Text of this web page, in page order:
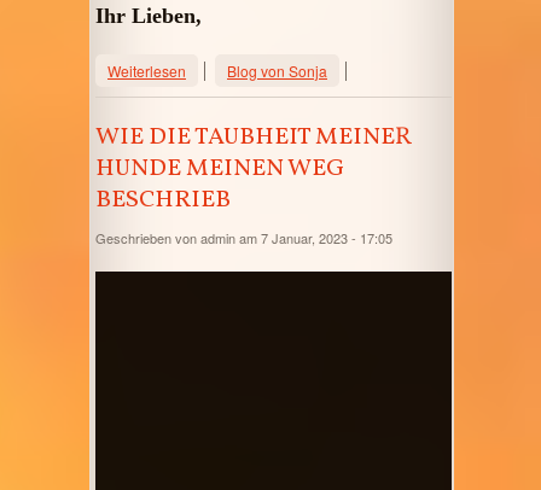
Ihr Lieben,
Weiterlesen über Weihnachten bei den
Hafenhunden
Blog von Sonja
WIE DIE TAUBHEIT MEINER
HUNDE MEINEN WEG
BESCHRIEB
Geschrieben vonadminam 7 Januar, 2023 - 17:05